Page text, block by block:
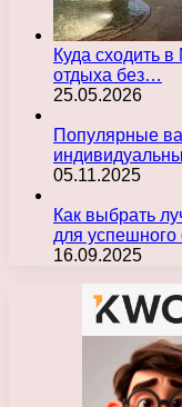
Куда сходить
отдыха без…
25.05.2026
Популярные
05.11.2025
Как выбрать
для
16.09.2025